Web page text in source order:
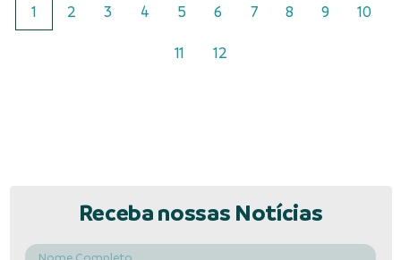
1 2 3 4 5 6 7 8 9 10
11 12
Receba nossas Notícias